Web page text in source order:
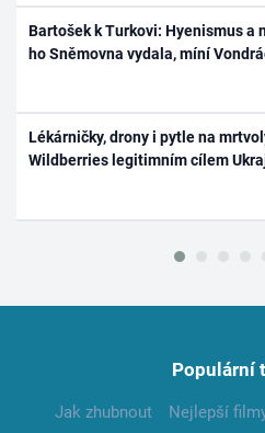
Bartošek k Turkovi: Hyenismus a
ho Sněmovna vydala, míní
Lékárničky, drony i pytle na
Wildberries legitimním cílem
Populární
Jak zhubnout Nejlepší